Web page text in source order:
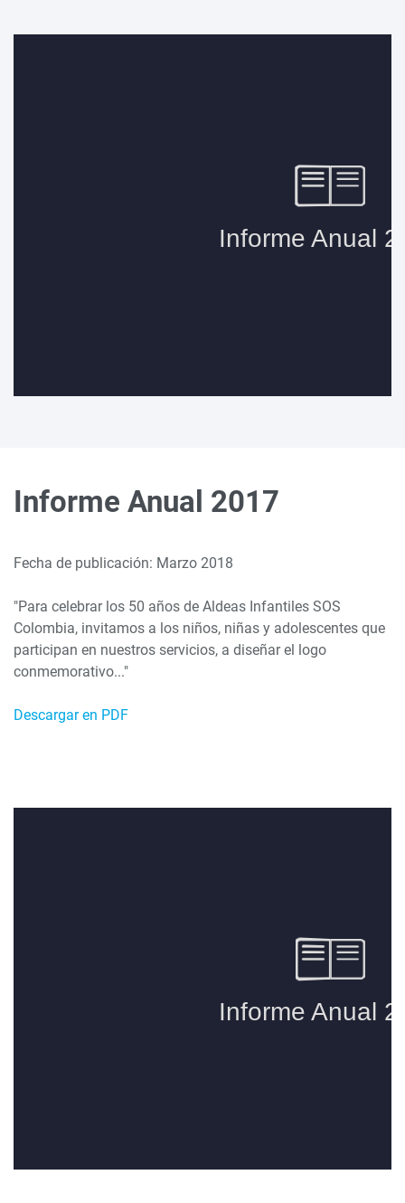
Informe Anual 2017
Fecha de publicación: Marzo 2018
"Para celebrar los 50 años de Aldeas Infantiles SOS
Colombia, invitamos a los niños, niñas y adolescentes que
participan en nuestros servicios, a diseñar el logo
conmemorativo..."
Descargar en PDF